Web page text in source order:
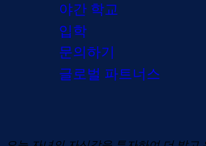
야간 학교
입학
문의하기
글로벌 파트너스